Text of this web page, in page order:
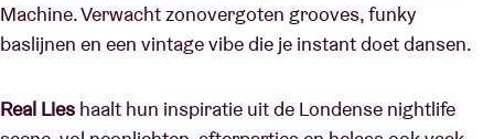
Machine. Verwacht zonovergoten grooves, funky
baslijnen en een vintage vibe die je instant doet dansen.
Real Lies haalt hun inspiratie uit de Londense nightlife